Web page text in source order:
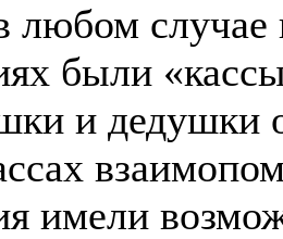
любом случае
были
и дедушки
имели